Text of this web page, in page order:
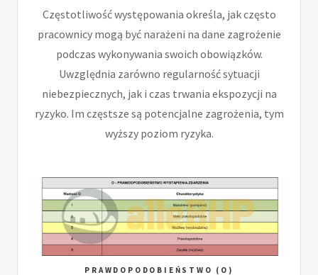
Częstotliwość występowania określa, jak często
pracownicy mogą być narażeni na dane zagrożenie
podczas wykonywania swoich obowiązków.
Uwzględnia zarówno regularność sytuacji
niebezpiecznych, jak i czas trwania ekspozycji na
ryzyko. Im częstsze są potencjalne zagrożenia, tym
wyższy poziom ryzyka.
PRAWDOPODOBIEŃSTWO (O)